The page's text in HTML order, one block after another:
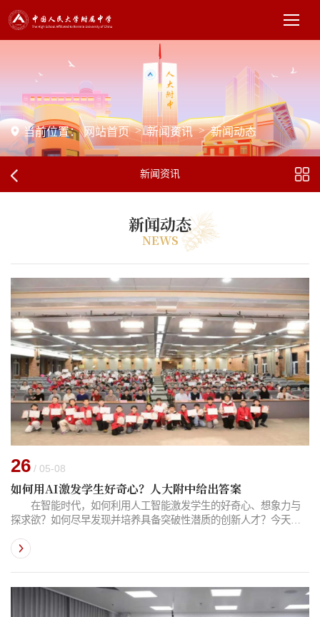
当前位置： 网站首页 > 新闻资讯 > 新闻动态
新闻资讯
新闻动态
NEWS
26 / 05-08
如何用AI激发学生好奇心？人大附中给出答案
在智能时代，如何利用人工智能激发学生的好奇心、想象力与
探求欲？如何尽早发现并培养具备突破性潜质的创新人才？今天的
养创新人才的探索实践——看故事 2026年1月17日，北京瑞雪纷
附属中学及联合学校总校人工智能行动计划》在这里发布。...